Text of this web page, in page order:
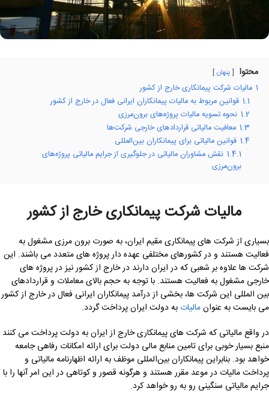
محتوا پنهان
1 مالیات شرکت پیمانکاری خارج از کشور
1.1 قوانین مربوط به مالیات پیمانکاران ایرانی فعال در خارج از کشور
1.2 نحوه تسویه مالیات پروژه‌های برون‌مرزی
1.3 معافیت مالیاتی قراردادهای خارجی شرکت‌ها
1.4 قوانین مالیاتی برای پیمانکاران بین‌المللی
1.4.1 نقش مشاوران مالیاتی در جلوگیری از جرایم مالیاتی پروژه‌های
برون‌مرزی
مالیات شرکت پیمانکاری خارج از کشور
بسیاری از شرکت های پیمانکاری مقیم ایران، به صورت برون مرزی مشغول به
فعالیت هستند و در کشورهای مختلفی عهده دار پروژه های متعدد می باشند. این
شرکت ها علاوه بر شعبی که در ایران دارند در خارج از کشور نیز در پروژه های
خارجی مشغول به فعالیت هستند. با توجه به حجم بالای معاملات و قراردادهای
بین المللی این شرکت ها، بخشی از درآمد پیمانکاران ایرانی فعال در خارج از کشور
می بایست به عنوانمالیات به دولت ایران پرداخت گردد.
در واقع مالیاتی که شرکت های پیمانکاری خارج از ایران به دولت پرداخت می کنند
منبع بسیار خوبی برای تامین منابع مالی دولت برای ارائه امکانات رفاهی جامعه
خواهد بود. بنابراین پیمانکاران بین‌المللی موظف به ارائه اظهارنامه مالیاتی و
پرداخت مالیات در موعد مقرر هستند و هرگونه قصور و کوتاهی در این امر آنها را با
جرایم مالیاتی سنگینی رو به رو خواهد کرد.